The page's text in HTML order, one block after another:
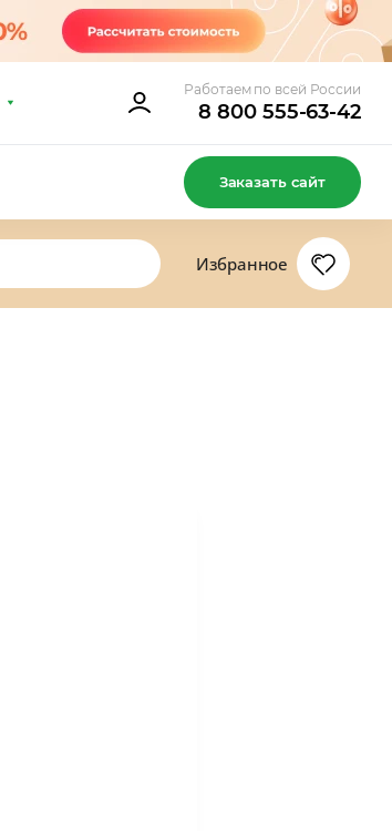
Работаем по всей России
8 800 555-63-42
Заказать сайт
Избранное